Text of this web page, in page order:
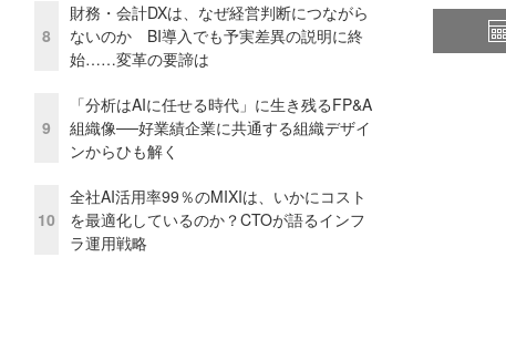
8
財務・会計DXは、なぜ経営判断につながら
ないのか BI導入でも予実差異の説明に終
始……変革の要諦は
9
「分析はAIに任せる時代」に生き残るFP&A
組織像──好業績企業に共通する組織デザイ
ンからひも解く
10
全社AI活用率99％のMIXIは、いかにコスト
を最適化しているのか？CTOが語るインフ
ラ運用戦略